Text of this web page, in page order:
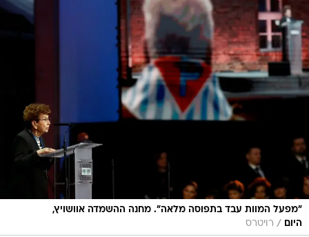
"מפעל המוות עבד בתפוסה מלאה". מחנה ההשמדה אוושויץ,
היום
/ רויטרס